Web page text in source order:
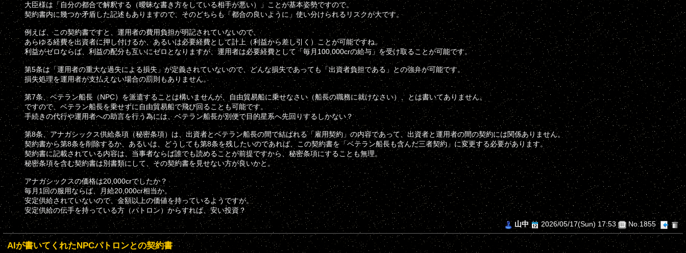
大臣様は「自分の都合で解釈する（曖昧な書き方をしている相手が悪い）」ことが基本姿勢ですので。
契約書内に幾つか矛盾した記述もありますので、そのどちらも「都合の良いように」使い分けられるリスクが大です。
例えば、この契約書ですと、運用者の費用負担が明記されていないので、
あらゆる経費を出資者に押し付けるか、あるいは必要経費として計上（利益から差し引く）ことが可能ですね。
利益がゼロならば、利益の配分も互いにゼロとなりますが、運用者は必要経費として「毎月100,000crの給与」を受け取ることが可能です。
第5条は「運用者の重大な過失による損失」が定義されていないので、どんな損失であっても「出資者負担である」との強弁が可能です。
損失処理を運用者が支払えない場合の罰則もありません。
第7条、ベテラン船長（NPC）を派遣することは構いませんが、自由貿易船に乗せなさい（船長の職務に就けなさい）、とは書いてありません。
ですので、ベテラン船長を乗せずに自由貿易船で飛び回ることも可能です。
手続きの代行や運用者への助言を行う為には、ベテラン船長が別便で目的星系へ先回りするしかない？
第8条、アナガシックス供給条項（秘密条項）は、出資者とベテラン船長の間で結ばれる「雇用契約」の内容であって、出資者と運用者の間の契約には関係ありません。
契約書から第8条を削除するか、あるいは、どうしても第8条を残したいのであれば、この契約書を「ベテラン船長も含んだ三者契約」に変更する必要があります。
契約書に記載されている内容は、当事者ならば誰でも読めることが前提ですから、秘密条項にすることも無理。
秘密条項を含む契約書は別書類にして、その契約書を見せない方が良いかと。
アナガシックスの価格は20,000crでしたか？
毎月1回の服用ならば、月給20,000cr相当か。
安定供給されていないので、金額以上の価値を持っているようですが。
安定供給の伝手を持っている方（パトロン）からすれば、安い投資？
山中
2026/05/17(Sun) 17:53 No.1855
AIが書いてくれたNPCパトロンとの契約書